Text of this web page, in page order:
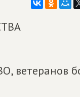
ветеранов